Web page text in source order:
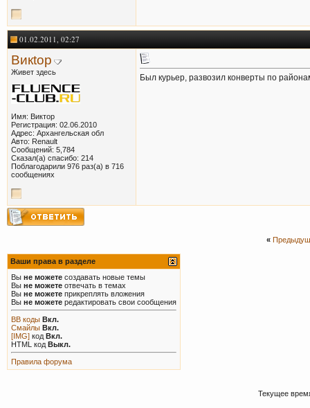
01.02.2011, 02:27
Викtор
Живет здесь
Имя: Виктор
Регистрация: 02.06.2010
Адрес: Архангельская обл
Авто: Renault
Сообщений: 5,784
Сказал(а) спасибо: 214
Поблагодарили 976 раз(а) в 716
сообщениях
Был курьер, развозил конверты по
«
Ваши права в разделе
Вы не можете создавать новые темы
Вы не можете отвечать в темах
Вы не можете прикреплять вложения
Вы не можете редактировать свои сообщения
BB коды Вкл.
Смайлы Вкл.
[IMG] код Вкл.
HTML код Выкл.
Правила форума
Текущее